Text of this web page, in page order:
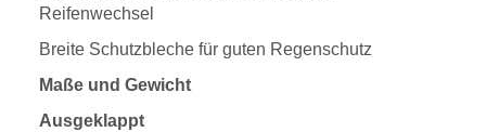
Reifenwechsel
Breite Schutzbleche für guten Regenschutz
Maße und Gewicht
Ausgeklappt